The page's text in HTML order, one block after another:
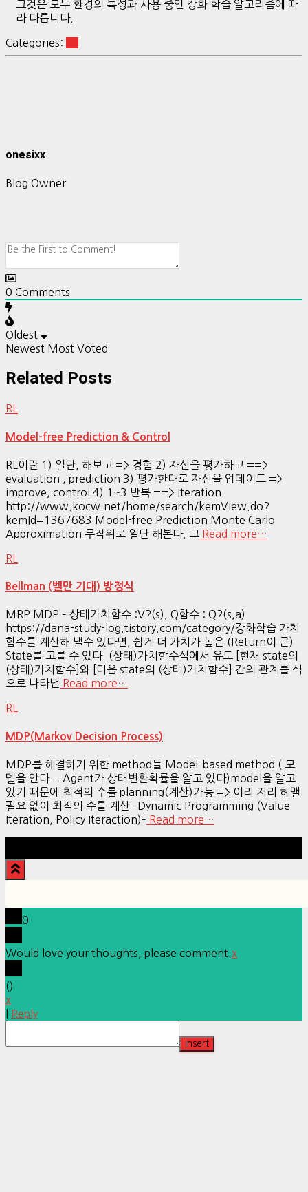
그것은 모두 환경의 특성과 사용 중인 강화 학습 알고리즘에 따
라 다릅니다.
Categories:
onesixx
Blog Owner
0 Comments
Oldest
Newest Most Voted
Related Posts
RL
Model-free Prediction & Control
RL이란 1) 일단, 해보고 => 경험 2) 자신을 평가하고 ==>
evaluation , prediction 3) 평가한대로 자신을 업데이트 =>
improve, control 4) 1~3 반복 ==> Iteration
http://www.kocw.net/home/search/kemView.do?
kemId=1367683 Model-free Prediction Monte Carlo
Approximation 무작위로 일단 해본다. 그 Read more…
RL
Bellman (벨만 기대) 방정식
MRP MDP – 상태가치함수 :V?(s), Q함수 : Q?(s,a)
https://dana-study-log.tistory.com/category/강화학습 가치
함수를 계산해 낼수 있다면, 쉽게 더 가치가 높은 (Return이 큰)
State를 고를 수 있다. (상태)가치함수식에서 유도 [현재 state의
(상태)가치함수]와 [다음 state의 (상태)가치함수] 간의 관계를 식
으로 나타낸 Read more…
RL
MDP(Markov Decision Process)
MDP를 해결하기 위한 method들 Model-based method ( 모
델을 안다 = Agent가 상태변환확률을 알고 있다)model을 알고
있기 때문에 최적의 수를 planning(계산)가능 => 이리 저리 헤맬
필요 없이 최적의 수를 계산– Dynamic Programming (Value
Iteration, Policy Iteraction)– Read more…
0
Would love your thoughts, please comment. x
()
x
Reply
Insert